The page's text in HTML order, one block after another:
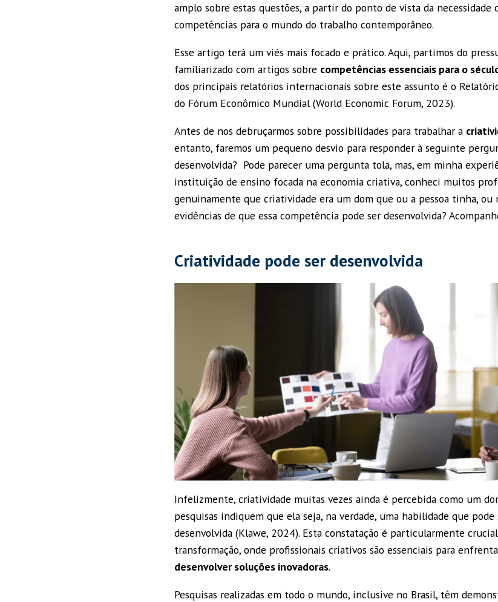
amplo sobre estas questões, a partir do ponto de vista da necessidade
competências para o mundo do trabalho contemporâneo.
Esse artigo terá um viés mais focado e prático. Aqui, partimos do
familiarizado com artigos sobre competências essenciais para o
dos principais relatórios internacionais sobre este assunto é o
do Fórum Econômico Mundial (World Economic Forum, 2023).
Antes de nos debruçarmos sobre possibilidades para trabalhar a
entanto, faremos um pequeno desvio para responder à seguinte
desenvolvida? Pode parecer uma pergunta tola, mas, em minha
instituição de ensino focada na economia criativa, conheci muitos
genuinamente que criatividade era um dom que ou a pessoa tinha,
evidências de que essa competência pode ser desenvolvida?
Criatividade pode ser desenvolvida
Infelizmente, criatividade muitas vezes ainda é percebida como um
pesquisas indiquem que ela seja, na verdade, uma habilidade que
desenvolvida (Klawe, 2024). Esta constatação é particularmente
transformação, onde profissionais criativos são essenciais para
desenvolver soluções inovadoras.
Pesquisas realizadas em todo o mundo, inclusive no Brasil, têm